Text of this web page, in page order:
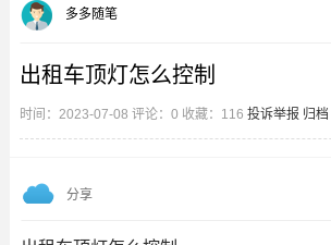
出租车顶灯怎么控制
时间：2023-07-08 评论：0 收藏：116 投诉举报 归档
多多随笔
分享